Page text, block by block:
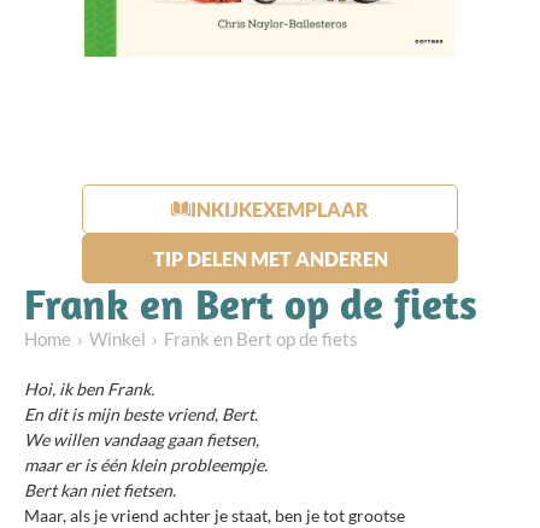
INKIJKEXEMPLAAR
TIP DELEN MET ANDEREN
Frank en Bert op de fiets
Home Winkel Frank en Bert op de fiets
Hoi, ik ben Frank.
En dit is mijn beste vriend, Bert.
We willen vandaag gaan fietsen,
maar er is één klein probleempje.
Bert kan niet fietsen.
Maar, als je vriend achter je staat, ben je tot grootse